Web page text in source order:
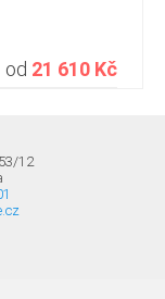
od 21 610 Kč
12